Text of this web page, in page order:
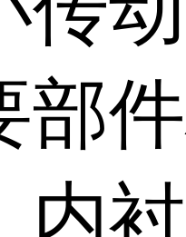
部
内